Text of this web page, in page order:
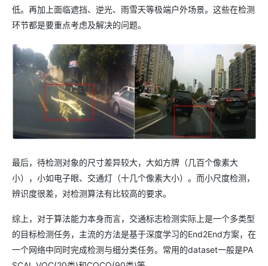
低。再加上面临遮挡、逆光、雨雪天等极端户外场景。这些在检测
环节都是要重点考虑及解决的问题。
最后，待检测对象的尺寸差异较大，大如方牌（几百个像素大
小），小如电子眼、交通灯（十几个像素大小）。而小尺度检测，
辨识度很差，对检测算法有比较高的要求。
综上，对于算法能力本身而言，交通标志检测实际上是一个多类型
的目标检测任务，主流的方法是基于深度学习的End2End方案，在
一个网络中同时完成检测与细分类任务。常用的dataset一般是PA